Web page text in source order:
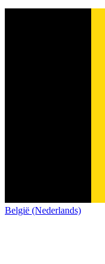
België (Nederlands)